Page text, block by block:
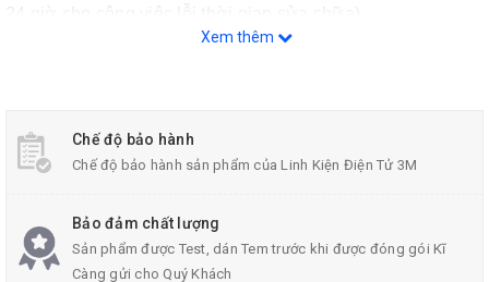
gian chính xác, sai sót nhỏ
Xem thêm
Chế độ bảo hành
Chế độ bảo hành sản phẩm của Linh Kiện Điện Tử 3M
Bảo đảm chất lượng
Sản phẩm được Test, dán Tem trước khi được đóng gói Kĩ
Càng gửi cho Quý Khách